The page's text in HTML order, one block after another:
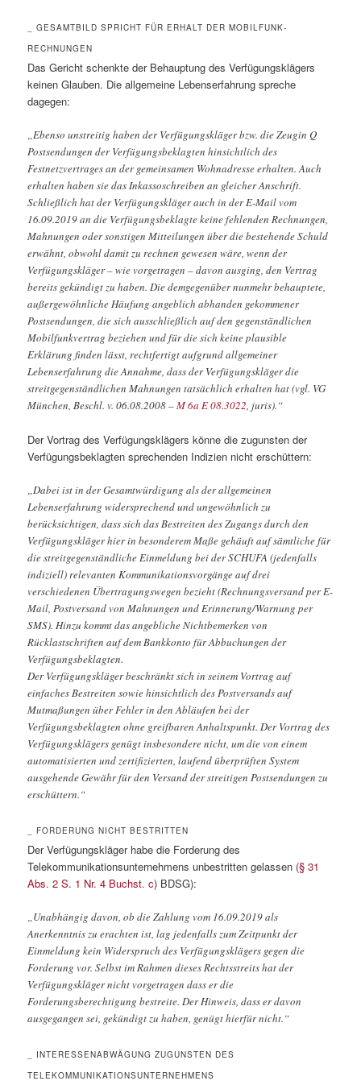
_ GESAMTBILD SPRICHT FÜR ERHALT DER MOBILFUNK-
RECHNUNGEN
Das Gericht schenkte der Behauptung des Verfügungsklägers
keinen Glauben. Die allgemeine Lebenserfahrung spreche
dagegen:
„Ebenso unstreitig haben der Verfügungskläger bzw. die Zeugin Q
Postsendungen der Verfügungsbeklagten hinsichtlich des
Festnetzvertrages an der gemeinsamen Wohnadresse erhalten. Auch
erhalten haben sie das Inkassoschreiben an gleicher Anschrift.
Schließlich hat der Verfügungskläger auch in der E-Mail vom
16.09.2019 an die Verfügungsbeklagte keine fehlenden Rechnungen,
Mahnungen oder sonstigen Mitteilungen über die bestehende Schuld
erwähnt, obwohl damit zu rechnen gewesen wäre, wenn der
Verfügungskläger – wie vorgetragen – davon ausging, den Vertrag
bereits gekündigt zu haben. Die demgegenüber nunmehr behauptete,
außergewöhnliche Häufung angeblich abhanden gekommener
Postsendungen, die sich ausschließlich auf den gegenständlichen
Mobilfunkvertrag beziehen und für die sich keine plausible
Erklärung finden lässt, rechtfertigt aufgrund allgemeiner
Lebenserfahrung die Annahme, dass der Verfügungskläger die
streitgegenständlichen Mahnungen tatsächlich erhalten hat (vgl. VG
München, Beschl. v. 06.08.2008 –M 6a E 08.3022, juris).“
Der Vortrag des Verfügungsklägers könne die zugunsten der
Verfügungsbeklagten sprechenden Indizien nicht erschüttern:
„Dabei ist in der Gesamtwürdigung als der allgemeinen
Lebenserfahrung widersprechend und ungewöhnlich zu
berücksichtigen, dass sich das Bestreiten des Zugangs durch den
Verfügungskläger hier in besonderem Maße gehäuft auf sämtliche für
die streitgegenständliche Einmeldung bei der SCHUFA (jedenfalls
indiziell) relevanten Kommunikationsvorgänge auf drei
verschiedenen Übertragungswegen bezieht (Rechnungsversand per E-
Mail, Postversand von Mahnungen und Erinnerung/Warnung per
SMS). Hinzu kommt das angebliche Nichtbemerken von
Rücklastschriften auf dem Bankkonto für Abbuchungen der
Verfügungsbeklagten.
Der Verfügungskläger beschränkt sich in seinem Vortrag auf
einfaches Bestreiten sowie hinsichtlich des Postversands auf
Mutmaßungen über Fehler in den Abläufen bei der
Verfügungsbeklagten ohne greifbaren Anhaltspunkt. Der Vortrag des
Verfügungsklägers genügt insbesondere nicht, um die von einem
automatisierten und zertifizierten, laufend überprüften System
ausgehende Gewähr für den Versand der streitigen Postsendungen zu
erschüttern.“
_ FORDERUNG NICHT BESTRITTEN
Der Verfügungskläger habe die Forderung des
Telekommunikationsunternehmens unbestritten gelassen (§ 31
Abs. 2 S. 1 Nr. 4 Buchst. c) BDSG):
„Unabhängig davon, ob die Zahlung vom 16.09.2019 als
Anerkenntnis zu erachten ist, lag jedenfalls zum Zeitpunkt der
Einmeldung kein Widerspruch des Verfügungsklägers gegen die
Forderung vor. Selbst im Rahmen dieses Rechtsstreits hat der
Verfügungskläger nicht vorgetragen dass er die
Forderungsberechtigung bestreite. Der Hinweis, dass er davon
ausgegangen sei, gekündigt zu haben, genügt hierfür nicht.“
_ INTERESSENABWÄGUNG ZUGUNSTEN DES
TELEKOMMUNIKATIONSUNTERNEHMENS